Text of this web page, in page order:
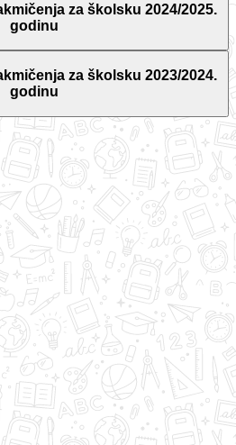
za školsku 2024/2025.
godinu
za školsku 2023/2024.
godinu